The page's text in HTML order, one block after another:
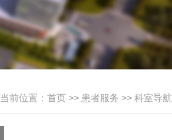
当前位置： 首页>> 患者服务 >> 科室导航